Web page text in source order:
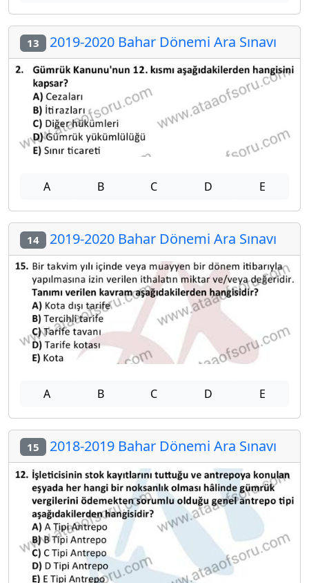
13 2019-2020 Bahar Dönemi Ara Sınavı
A B C D E
14 2019-2020 Bahar Dönemi Ara Sınavı
A B C D E
15 2018-2019 Bahar Dönemi Ara Sınavı